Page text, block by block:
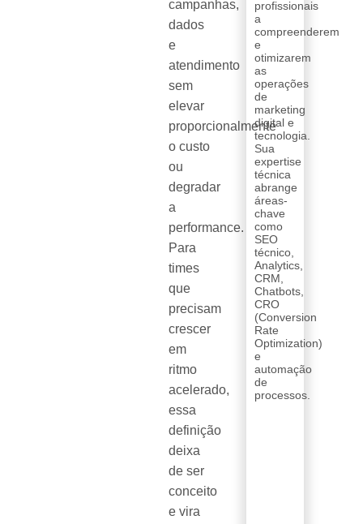
campanhas,
dados
e
atendimento
sem
elevar
proporcionalmente
o custo
ou
degradar
a
performance.
Para
times
que
precisam
crescer
em
ritmo
acelerado,
essa
definição
deixa
de ser
conceito
e vira
profissionais
a
compreenderem
e
otimizarem
as
operações
de
marketing
digital e
tecnologia.
Sua
expertise
técnica
abrange
áreas-
chave
como
SEO
técnico,
Analytics,
CRM,
Chatbots,
CRO
(Conversion
Rate
Optimization)
e
automação
de
processos.